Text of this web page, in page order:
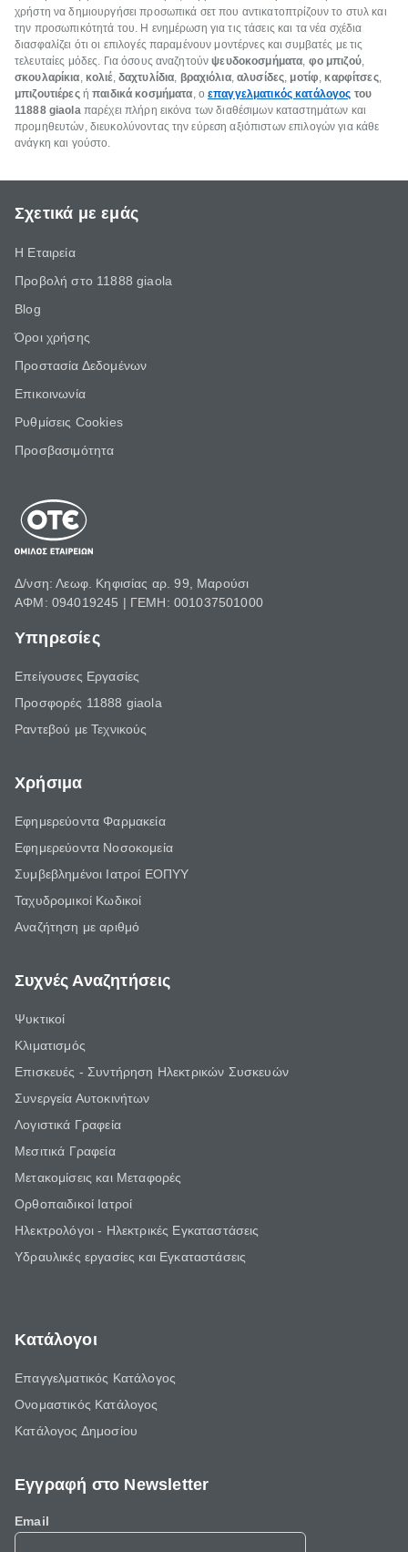
χρήστη να δημιουργήσει προσωπικά σετ που αντικατοπτρίζουν το στυλ και
την προσωπικότητά του. Η ενημέρωση για τις τάσεις και τα νέα σχέδια
διασφαλίζει ότι οι επιλογές παραμένουν μοντέρνες και συμβατές με τις
τελευταίες μόδες. Για όσους αναζητούνψευδοκοσμήματα, φο μπιζού,
σκουλαρίκια, κολιέ, δαχτυλίδια, βραχιόλια,αλυσίδες, μοτίφ, καρφίτσες,
μπιζουτιέρεςήπαιδικά κοσμήματα, οεπαγγελματικός κατάλογος του
11888 giaolaπαρέχει πλήρη εικόνα των διαθέσιμων καταστημάτων και
προμηθευτών, διευκολύνοντας την εύρεση αξιόπιστων επιλογών για κάθε
ανάγκη και γούστο.
Σχετικά με εμάς
Η Εταιρεία
Προβολή στο 11888 giaola
Blog
Όροι χρήσης
Προστασία Δεδομένων
Επικοινωνία
Ρυθμίσεις Cookies
Προσβασιμότητα
Δ/νση: Λεωφ. Κηφισίας αρ. 99, Μαρούσι
ΑΦΜ: 094019245 | ΓΕΜΗ: 001037501000
Υπηρεσίες
Επείγουσες Εργασίες
Προσφορές 11888 giaola
Ραντεβού με Τεχνικούς
Χρήσιμα
Εφημερεύοντα Φαρμακεία
Εφημερεύοντα Νοσοκομεία
Συμβεβλημένοι Ιατροί ΕΟΠΥΥ
Ταχυδρομικοί Κωδικοί
Αναζήτηση με αριθμό
Συχνές Αναζητήσεις
Ψυκτικοί
Κλιματισμός
Επισκευές - Συντήρηση Ηλεκτρικών Συσκευών
Συνεργεία Αυτοκινήτων
Λογιστικά Γραφεία
Μεσιτικά Γραφεία
Μετακομίσεις και Μεταφορές
Ορθοπαιδικοί Ιατροί
Ηλεκτρολόγοι - Ηλεκτρικές Εγκαταστάσεις
Υδραυλικές εργασίες και Εγκαταστάσεις
Κατάλογοι
Επαγγελματικός Κατάλογος
Ονομαστικός Κατάλογος
Κατάλογος Δημοσίου
Εγγραφή στο Newsletter
Email